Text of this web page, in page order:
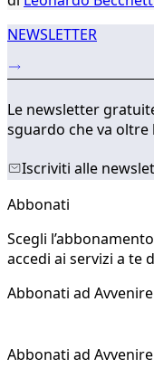
NEWSLETTER
Le newsletter
sguardo che va oltre
Iscriviti alle
Abbonati
Scegli
accedi ai servizi a te
Abbonati ad Avvenire
Abbonati ad Avvenire